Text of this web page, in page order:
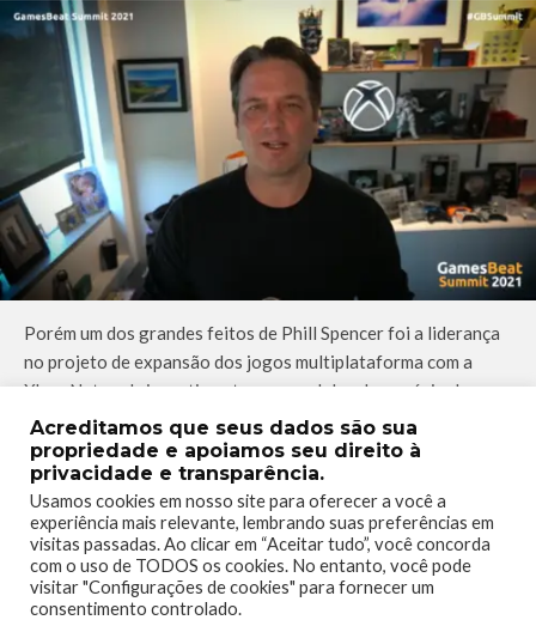
Porém um dos grandes feitos de Phill Spencer foi a liderança
no projeto de expansão dos jogos multiplataforma com a
Xbox Network, investimentos em modelos de negócio de
assinatura como o famoso Xbox Game Pass e a introdução do
Xbox Cloud Gaming.
O AIAS Lifetime Achievement Award é dedicado as pessoas
cujas realizações abrangem uma ampla gama de disciplinas ao
longo de sua carreira na indústria. Os premiados geralmente
são indivíduos que se destacam por sua liderança empresarial.
Por meio da sua liderança e ideologia, essas pessoas
Acreditamos que seus dados são sua
propriedade e apoiamos seu direito à
privacidade e transparência.
Usamos cookies em nosso site para oferecer a você a
experiência mais relevante, lembrando suas preferências em
visitas passadas. Ao clicar em “Aceitar tudo”, você concorda
com o uso de TODOS os cookies. No entanto, você pode
visitar "Configurações de cookies" para fornecer um
consentimento controlado.